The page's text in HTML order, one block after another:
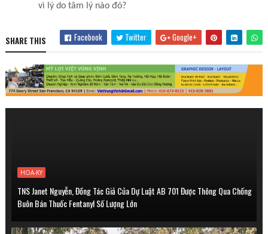
vì lý do tâm lý nào đó?
SHARE THIS Facebook Twitter Google+
HOA-KY
TNS Janet Nguyễn, Đồng Tác Giả Của Dự Luật AB 701 Được Thông Qua Chống
Buôn Bán Thuốc Fentanyl Số Lượng Lớn